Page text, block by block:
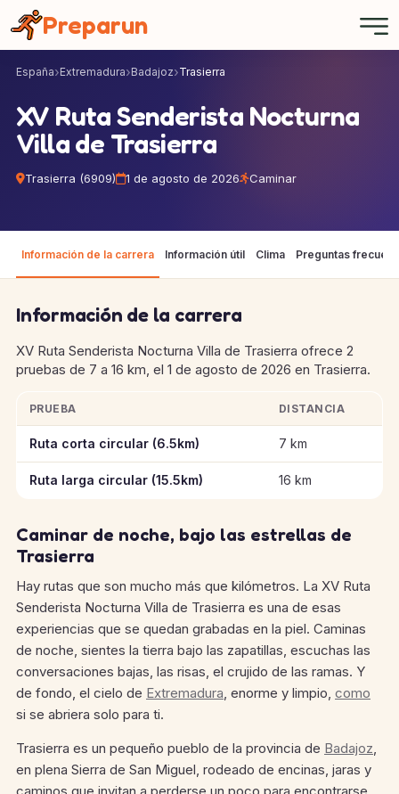
Preparun
España Extremadura Badajoz Trasierra
XV Ruta Senderista Nocturna
Villa de Trasierra
Trasierra (6909) 1 de agosto de 2026 Caminar
Información de la carrera Información útil Clima Preguntas
Información de la carrera
XV Ruta Senderista Nocturna Villa de Trasierra ofrece 2
pruebas de 7 a 16 km, el 1 de agosto de 2026 en Trasierra.
Información clave de las pruebas de XV Ruta Senderista
PRUEBA DISTANCIA
Ruta corta circular (6.5km) 7 km
Ruta larga circular (15.5km) 16 km
Caminar de noche, bajo las estrellas de
Trasierra
Hay rutas que son mucho más que kilómetros. La XV Ruta
Senderista Nocturna Villa de Trasierra es una de esas
experiencias que se quedan grabadas en la piel. Caminas
de noche, sientes la tierra bajo las zapatillas, escuchas las
conversaciones bajas, las risas, el crujido de las ramas. Y
de fondo, el cielo de Extremadura, enorme y limpio, como
si se abriera solo para ti.
Trasierra es un pequeño pueblo de la provincia de Badajoz,
en plena Sierra de San Miguel, rodeado de encinas, jaras y
Panel de gestión de cookies